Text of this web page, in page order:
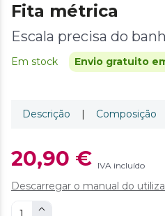
Fita métrica
Escala precisa do
Em stock Envio gratuito
Descrição | Composição
20,90 € IVA incluído
Descarregar o manual do